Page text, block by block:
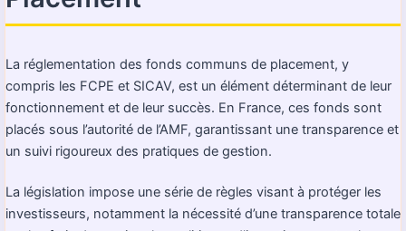
La réglementation des fonds communs de placement, y
compris les FCPE et SICAV, est un élément déterminant de leur
fonctionnement et de leur succès. En France, ces fonds sont
placés sous l’autorité de l’AMF, garantissant une transparence et
un suivi rigoureux des pratiques de gestion.
La législation impose une série de règles visant à protéger les
investisseurs, notamment la nécessité d’une transparence totale